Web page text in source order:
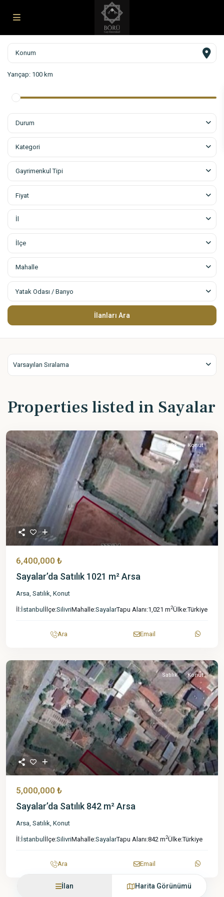
Yarıçap: 100 km
Durum
Kategori
Gayrimenkul Tipi
Fiyat
İl
İlçe
Mahalle
Yatak Odası / Banyo
Varsayılan Sıralama
Properties listed in Sayalar
Satılık Konut
6,400,000 ₺
Sayalar’da Satılık 1021 m² Arsa
Arsa, Satılık, Konut
İl:İstanbul İlçe:SilivriMahalle:SayalarTapu Alanı:1,021 m2Ülke:Türkiye
Ara Email
Satılık Konut
5,000,000 ₺
Sayalar’da Satılık 842 m² Arsa
Arsa, Satılık, Konut
İl:İstanbul İlçe:SilivriMahalle:SayalarTapu Alanı:842 m2Ülke:Türkiye
Ara Email
İlan Harita Görünümü